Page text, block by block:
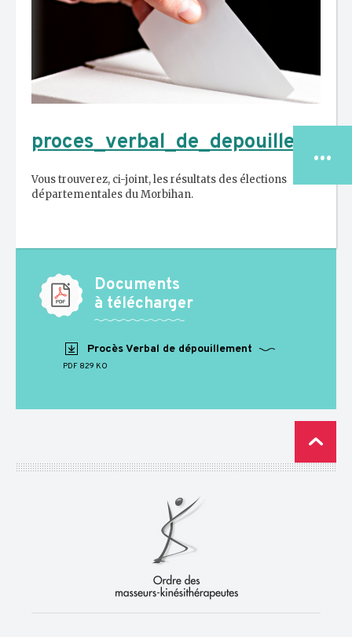
proces_verbal_de_depouillement
Vous trouverez, ci-joint, les résultats des élections
départementales du Morbihan.
Documents
à télécharger
Procès Verbal de dépouillement
PDF 829 KO
...